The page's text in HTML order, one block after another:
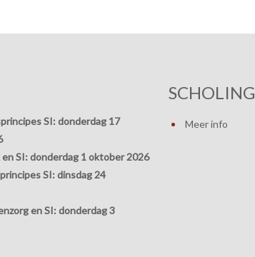
SI: donderdag 17
SI: donderdag 1 oktober 2026
SI: dinsdag 24
en SI: donderdag 3
SCHOLING
Meer info